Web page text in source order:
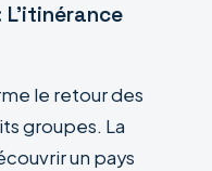
le retour des
groupes. La
un pays